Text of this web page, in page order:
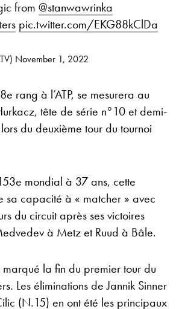
from @stanwawrinka
pic.twitter.com/EKG88kClDa
November 1, 2022
rang à l’ATP, se mesurera au
tête de série n°10 et demi-
du deuxième tour du tournoi
mondial à 37 ans, cette
sa capacité à « matcher » avec
du circuit après ses victoires
à Metz et Ruud à Bâle.
la fin du premier tour du
Les éliminations de Jannik Sinner
(N.15) en ont été les principaux